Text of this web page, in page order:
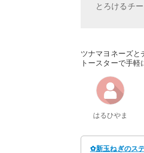
とろけるチ
ツナマヨネーズと
トースターで手
はるひやま
✿新玉ねぎのス